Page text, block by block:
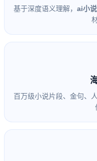
基于深度语义理解， ai小
百万级小说片段、金句、人